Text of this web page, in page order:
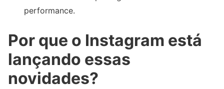
performance.
Por que o Instagram está
lançando essas
novidades?